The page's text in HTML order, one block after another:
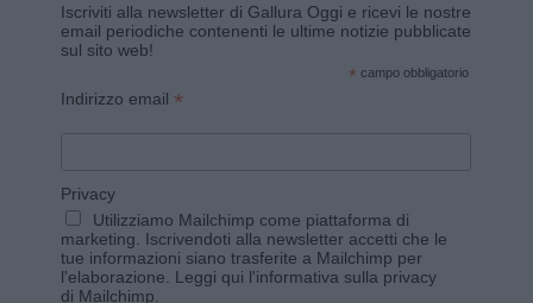
Iscriviti alla newsletter di Gallura Oggi e ricevi le nostre
email periodiche contenenti le ultime notizie pubblicate
sul sito web!
* campo obbligatorio
Indirizzo email *
Privacy
Utilizziamo Mailchimp come piattaforma di
marketing. Iscrivendoti alla newsletter accetti che le
tue informazioni siano trasferite a Mailchimp per
l'elaborazione. Leggi qui l'informativa sulla privacy
di Mailchimp